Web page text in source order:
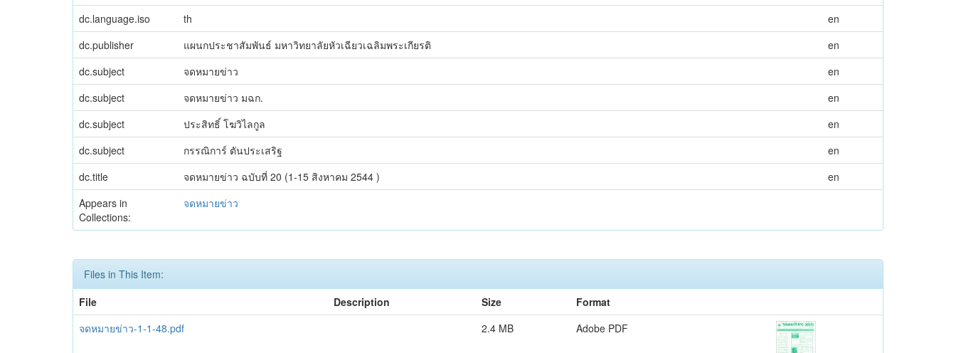
dc.language.iso th
en
dc.publisher
แผนกประชาสัมพันธ์ มหาวิทยาลัยหัวเฉียวเฉลิมพระเกียรติ
en
dc.subject
จดหมายข่าว
en
dc.subject
จดหมายข่าว มฉก.
en
dc.subject
ประสิทธิ์ โฆวิไลกูล
en
dc.subject
กรรณิการ์ ตันประเสริฐ
en
dc.title
จดหมายข่าว ฉบับที่ 20 (1-15 สิงหาคม 2544 )
en
Appears in
Collections:
จดหมายข่าว
Files in This Item:
File
Description Size
Format
จดหมายข่าว-1-1-48.pdf
2.4 MB Adobe PDF